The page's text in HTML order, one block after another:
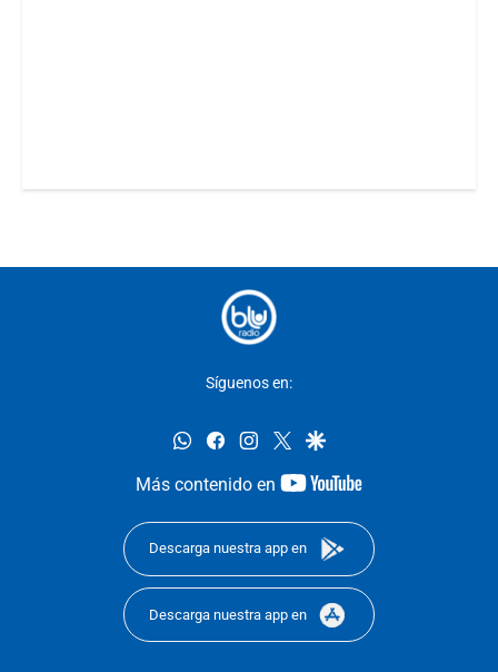
Síguenos en:
whatsappfacebookinstagram
twittergoogle
Más contenido en
youtube-
Descarga nuestra app en
Descarga nuestra app en